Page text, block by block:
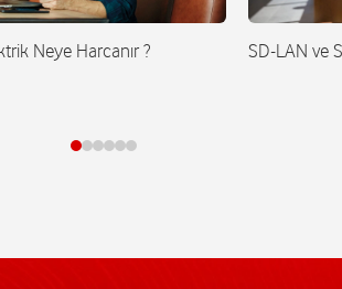
Neye Harcanır ? SD-LAN ve